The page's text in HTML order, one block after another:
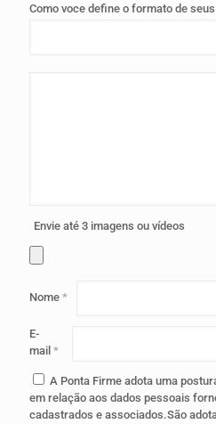
Como voce define o formato de
Envie até 3 imagens ou vídeos
Nome *
E-
mail *
A Ponta Firme adota uma
em relação aos dados pessoais
cadastrados e associados.São